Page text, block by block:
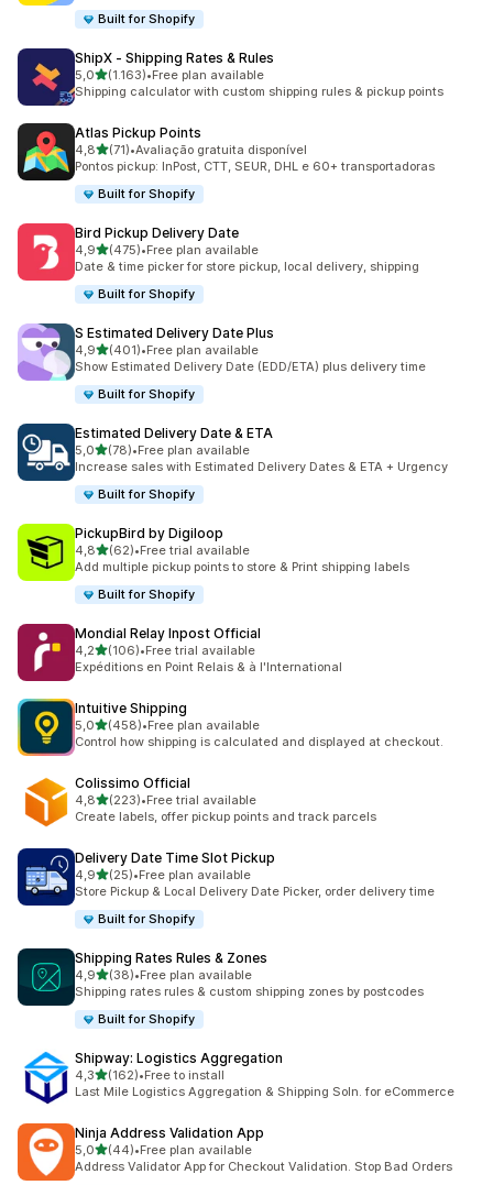
Built for Shopify
ShipX ‑ Shipping Rates & Rules
5,0de 5 estrelas
(1.163)
1163 total de avaliações
•Free plan available
Shipping calculator with custom shipping rules & pickup points
Atlas Pickup Points
4,8de 5 estrelas
(71)
71 total de avaliações
•Avaliação gratuita disponível
Pontos pickup: InPost, CTT, SEUR, DHL e 60+ transportadoras
Built for Shopify
Bird Pickup Delivery Date
4,9de 5 estrelas
(475)
475 total de avaliações
•Free plan available
Date & time picker for store pickup, local delivery, shipping
Built for Shopify
S Estimated Delivery Date Plus
4,9de 5 estrelas
(401)
401 total de avaliações
•Free plan available
Show Estimated Delivery Date (EDD/ETA) plus delivery time
Built for Shopify
Estimated Delivery Date & ETA
5,0de 5 estrelas
(78)
78 total de avaliações
•Free plan available
Increase sales with Estimated Delivery Dates & ETA + Urgency
Built for Shopify
PickupBird by Digiloop
4,8de 5 estrelas
(62)
62 total de avaliações
•Free trial available
Add multiple pickup points to store & Print shipping labels
Built for Shopify
Mondial Relay Inpost Official
4,2de 5 estrelas
(106)
106 total de avaliações
•Free trial available
Expéditions en Point Relais & à l'International
Intuitive Shipping
5,0de 5 estrelas
(458)
458 total de avaliações
•Free plan available
Control how shipping is calculated and displayed at checkout.
Colissimo Official
4,8de 5 estrelas
(223)
223 total de avaliações
•Free trial available
Create labels, offer pickup points and track parcels
Delivery Date Time Slot Pickup
4,9de 5 estrelas
(25)
25 total de avaliações
•Free plan available
Store Pickup & Local Delivery Date Picker, order delivery time
Built for Shopify
Shipping Rates Rules & Zones
4,9de 5 estrelas
(38)
38 total de avaliações
•Free plan available
Shipping rates rules & custom shipping zones by postcodes
Built for Shopify
Shipway: Logistics Aggregation
4,3de 5 estrelas
(162)
162 total de avaliações
•Free to install
Last Mile Logistics Aggregation & Shipping Soln. for eCommerce
Ninja Address Validation App
5,0de 5 estrelas
(44)
44 total de avaliações
•Free plan available
Address Validator App for Checkout Validation. Stop Bad Orders